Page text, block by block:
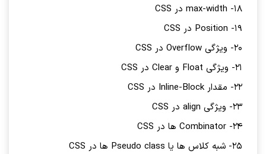
18- max-width در CSS
19- Position در CSS
20- ویژگی Overflow در CSS
21- ویژگی Float و Clear در CSS
22- مقدار Inline-Block در CSS
23- ویژگی align در CSS
24- Combinator ها در CSS
25- شبه کلاس ها یا Pseudo class ها در CSS